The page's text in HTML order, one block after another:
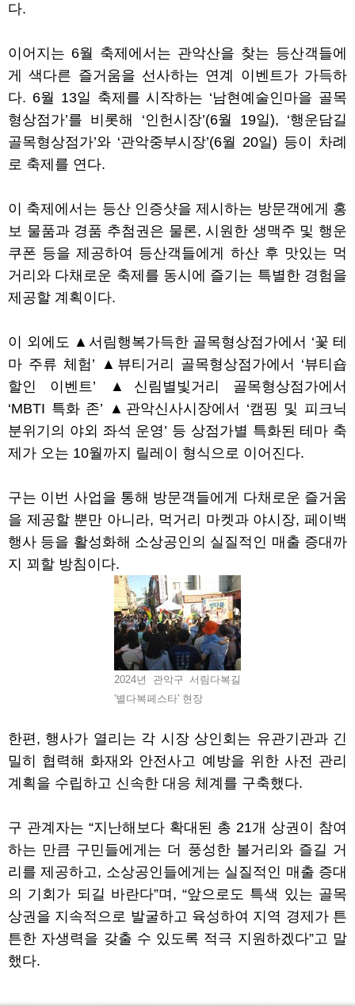
다.
이어지는 6월 축제에서는 관악산을 찾는 등산객들에
게 색다른 즐거움을 선사하는 연계 이벤트가 가득하
다. 6월 13일 축제를 시작하는 ‘남현예술인마을 골목
형상점가’를 비롯해 ‘인헌시장’(6월 19일), ‘행운담길
골목형상점가’와 ‘관악중부시장’(6월 20일) 등이 차례
로 축제를 연다.
이 축제에서는 등산 인증샷을 제시하는 방문객에게 홍
보 물품과 경품 추첨권은 물론,시원한 생맥주 및 행운
쿠폰 등을 제공하여 등산객들에게 하산 후 맛있는 먹
거리와 다채로운 축제를 동시에 즐기는 특별한 경험을
제공할 계획이다.
이 외에도 ▲ 서림행복가득한 골목형상점가에서 ‘꽃 테
마 주류 체험 ’ ▲ 뷰티거리 골목형상점가에서 ‘뷰티숍
할인 이벤트’ ▲ 신림별빛거리 골목형상점가에서
‘MBTI 특화 존’ ▲ 관악신사시장에서 ‘캠핑 및 피크닉
분위기의 야외 좌석 운영’ 등 상점가별 특화된 테마 축
제가 오는 10월까지 릴레이 형식으로 이어진다.
구는 이번 사업을 통해 방문객들에게 다채로운 즐거움
을 제공할 뿐만 아니라, 먹거리 마켓과 야시장,페이백
행사 등을 활성화해 소상공인의 실질적인 매출 증대까
지 꾀할 방침이다.
2024년 관악구 서림다복길
'별다복페스타' 현장
한편, 행사가 열리는 각 시장 상인회는 유관기관과 긴
밀히 협력해 화재와 안전사고 예방을 위한 사전 관리
계획을 수립하고 신속한 대응 체계를 구축했다.
구 관계자는 “지난해보다 확대된 총 21개 상권이 참여
하는 만큼 구민들에게는 더 풍성한 볼거리와 즐길 거
리를 제공하고, 소상공인들에게는 실질적인 매출 증대
의 기회가 되길 바란다”며 , “앞으로도 특색 있는 골목
상권을 지속적으로 발굴하고 육성하여 지역 경제가 튼
튼한 자생력을 갖출 수 있도록 적극 지원하겠다”고 말
했다.